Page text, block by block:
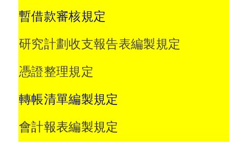
暫借款審核規定
研究計劃收支報告表編製規定
憑證整理規定
轉帳清單編製規定
會計報表編製規定